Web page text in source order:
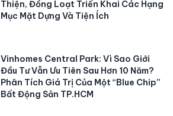
Thiện, Đồng Loạt Triển Khai Các Hạng
Mục Mặt Dựng Và Tiện Ích
Vinhomes Central Park: Vì Sao Giới
Đầu Tư Vẫn Ưu Tiên Sau Hơn 10 Năm?
Phân Tích Giá Trị Của Một “Blue Chip”
Bất Động Sản TP.HCM